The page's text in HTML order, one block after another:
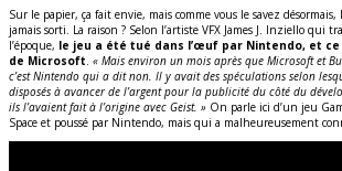
Sur le papier, ça fait envie, mais comme vous le savez
jamais sorti. La raison ? Selon l’artiste VFX James J. Inziello qui
l’époque, le jeu a été tué dans l’œuf par Nintendo, et
de Microsoft « Mais environ un mois après que Microsoft et
c’est Nintendo qui a dit non. Il y avait des spéculations selon
disposés à avancer de l’argent pour la publicité du côté du
ils l’avaient fait à l’origine avec Geist. » On parle ici d’un jeu
Space et poussé par Nintendo, mais qui a malheureusement